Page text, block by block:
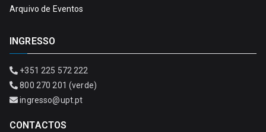
Arquivo de Eventos
INGRESSO
+351 225 572 222
800 270 201 (verde)
ingresso@upt.pt
CONTACTOS